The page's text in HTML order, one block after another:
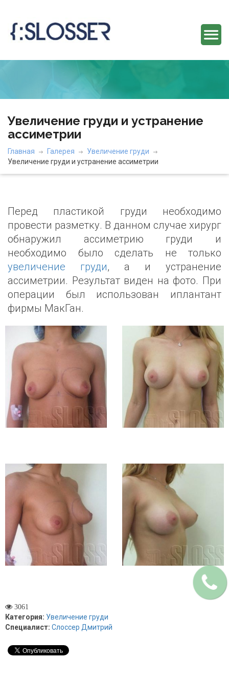
Увеличение груди и устранение
ассиметрии
Главная Галерея
Увеличение груди
Увеличение груди и устранение ассиметрии
Перед пластикой груди необходимо
провести разметку. В данном случае хирург
обнаружил ассиметрию груди и
необходимо было сделать не только
увеличение груди, а и устранение
ассиметрии. Результат виден на фото. При
операции был использован иплантант
фирмы МакГан.
3061
Категория: Увеличение груди
Специалист: Слоссер Дмитрий